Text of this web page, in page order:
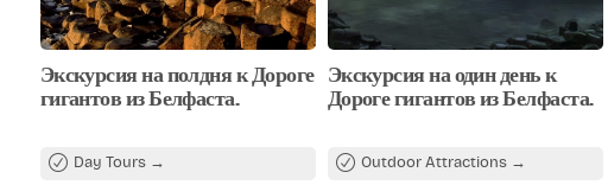
Экскурсия на полдня к Дороге
гигантов из Белфаста.
Day Tours
Экскурсия на один день к
Дороге гигантов из Белфаста.
Outdoor Attractions